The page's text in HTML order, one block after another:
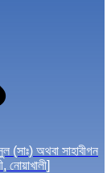
(সাঃ) অথবা সাহাবীগন